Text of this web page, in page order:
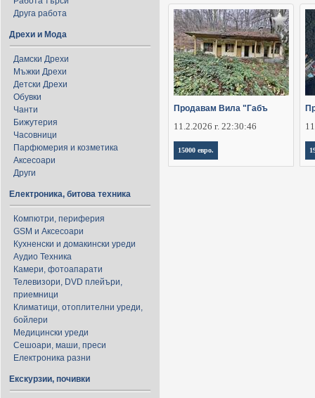
Друга работа
Дрехи и Мода
Дамски Дрехи
Мъжки Дрехи
Детски Дрехи
Обувки
Чанти
Бижутерия
Часовници
Парфюмерия и козметика
Аксесоари
Други
Електроника, битова техника
Компютри, периферия
GSM и Аксесоари
Кухненски и домакински уреди
Аудио Техника
Камери, фотоапарати
Телевизори, DVD плейъри,
приемници
Климатици, отоплителни уреди,
бойлери
Медицински уреди
Сешоари, маши, преси
Електроника разни
Екскурзии, почивки
Продавам Вила "Габъ
11.2.2026 г. 22:30:46
15000 евро.